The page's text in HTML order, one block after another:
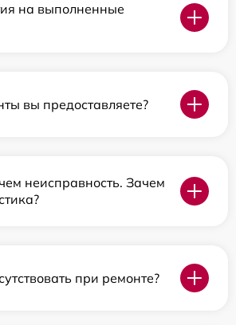
на выполненные
вы предоставляете?
неисправность. Зачем
при ремонте?